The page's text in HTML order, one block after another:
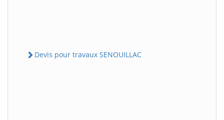
Devis pour travaux SENOUILLAC